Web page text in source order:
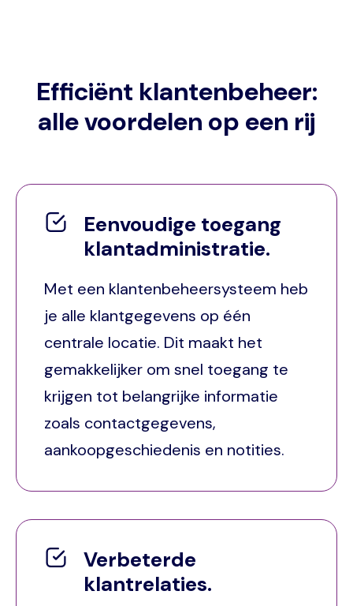
Efficiënt klantenbeheer:
alle voordelen op een rij
Eenvoudige toegang
klantadministratie.
Met een klantenbeheersysteem heb
je alle klantgegevens op één
centrale locatie. Dit maakt het
gemakkelijker om snel toegang te
krijgen tot belangrijke informatie
zoals contactgegevens,
aankoopgeschiedenis en notities.
Verbeterde
klantrelaties.